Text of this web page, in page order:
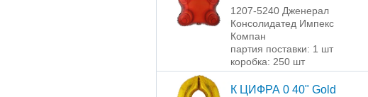
1207-5240 Дженерал
Консолидатед Импекс
Компан
партия поставки: 1 шт
коробка: 250 шт
К ЦИФРА 0 40" Gold